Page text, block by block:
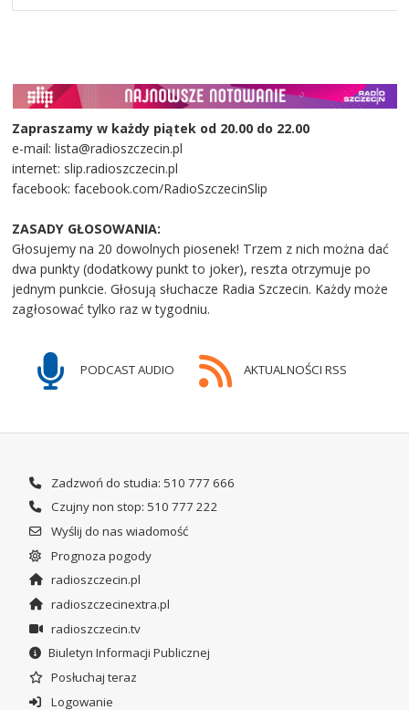
Zapraszamy w każdy piątek od 20.00 do 22.00
e-mail: lista@radioszczecin.pl
internet: slip.radioszczecin.pl
facebook: facebook.com/RadioSzczecinSlip
ZASADY GŁOSOWANIA:
Głosujemy na 20 dowolnych piosenek! Trzem z nich można dać
dwa punkty (dodatkowy punkt to joker), reszta otrzymuje po
jednym punkcie. Głosują słuchacze Radia Szczecin. Każdy może
zagłosować tylko raz w tygodniu.
PODCAST AUDIO AKTUALNOŚCI RSS
Zadzwoń do studia: 510 777 666
Czujny non stop: 510 777 222
Wyślij do nas wiadomość
Prognoza pogody
radioszczecin.pl
radioszczecinextra.pl
radioszczecin.tv
Biuletyn Informacji Publicznej
Posłuchaj teraz
Logowanie